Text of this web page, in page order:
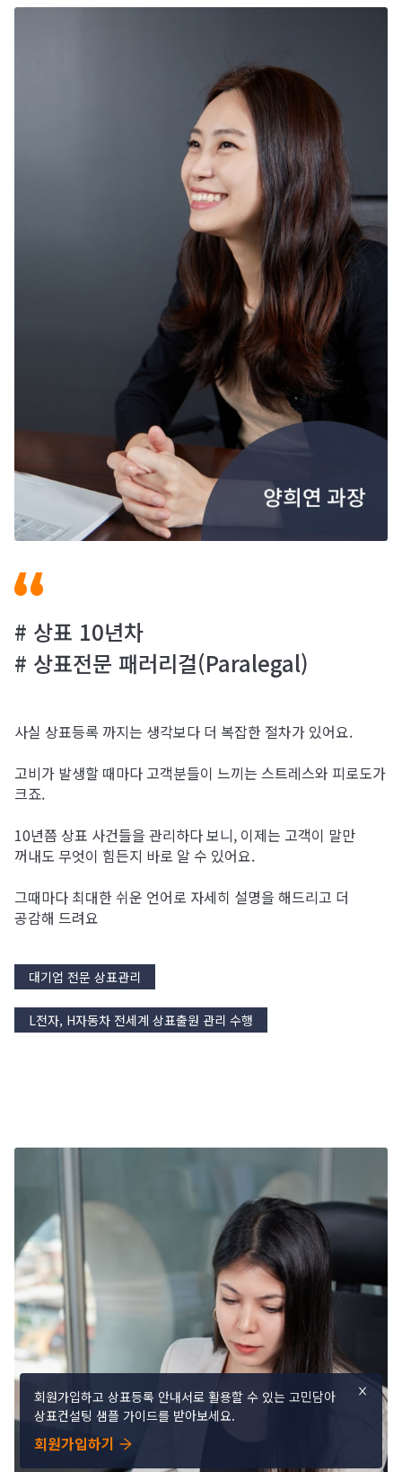
회원가입하고 상표등록 안내서로 활용할 수 있는 고민담아
상표컨설팅 샘플 가이드를 받아보세요.
회원가입하기
# 상표 10년차
# 상표전문 패러리걸(Paralegal)
사실 상표등록 까지는 생각보다 더 복잡한 절차가 있어요.
고비가 발생할 때마다 고객분들이 느끼는 스트레스와 피로도가
크죠.
10년쯤 상표 사건들을 관리하다 보니, 이제는 고객이 말만
꺼내도 무엇이 힘든지 바로 알 수 있어요.
그때마다 최대한 쉬운 언어로 자세히 설명을 해드리고 더
공감해 드려요
대기업 전문 상표관리
L전자, H자동차 전세계 상표출원 관리 수행